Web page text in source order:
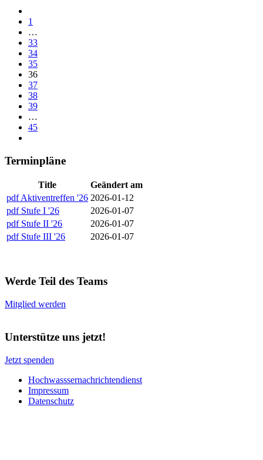
1
…
33
34
35
36
37
38
39
…
45
Terminpläne
Title
Geändert am
pdf Aktiventreffen '26 2026-01-12
pdf Stufe I '26
2026-01-07
pdf Stufe II '26
2026-01-07
pdf Stufe III '26 2026-01-07
Werde Teil des Teams
Mitglied werden
Unterstütze uns jetzt!
Jetzt spenden
Hochwasssernachrichtendienst
Impressum
Datenschutz